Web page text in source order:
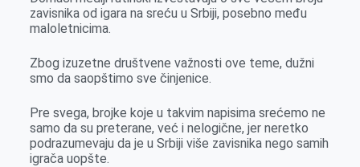
r
n
A
p
i
l
zavisnika od igara na sreću u Srbiji, posebno među
maloletnicima.
Zbog izuzetne društvene važnosti ove teme, dužni
smo da saopštimo sve činjenice.
Pre svega, brojke koje u takvim napisima srećemo ne
samo da su preterane, već i nelogične, jer neretko
podrazumevaju da je u Srbiji više zavisnika nego samih
igrača uopšte.